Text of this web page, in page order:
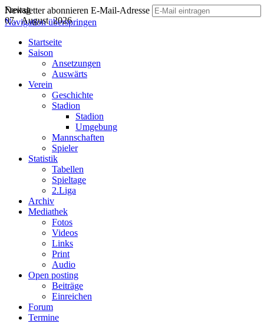
Freitag
07. August 2026
Newsletter abonnieren E-Mail-Adresse
Navigation überspringen
Startseite
Saison
Ansetzungen
Auswärts
Verein
Geschichte
Stadion
Stadion
Umgebung
Mannschaften
Spieler
Statistik
Tabellen
Spieltage
2.Liga
Archiv
Mediathek
Fotos
Videos
Links
Print
Audio
Open posting
Beiträge
Einreichen
Forum
Termine